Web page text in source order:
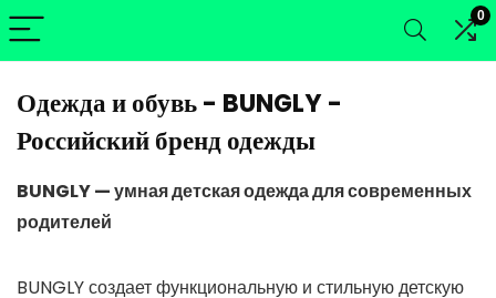
0
Одежда и обувь - BUNGLY -
Российский бренд одежды
BUNGLY — умная детская одежда для современных
родителей
BUNGLY создает функциональную и стильную детскую